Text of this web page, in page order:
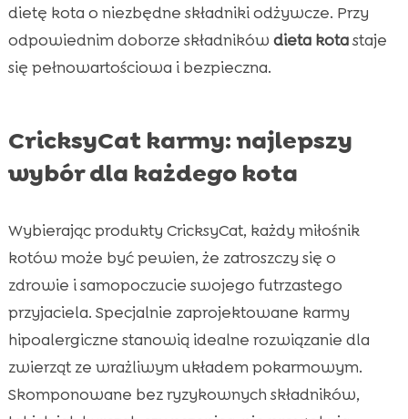
dietę kota o niezbędne składniki odżywcze. Przy
odpowiednim doborze składników dieta kotastaje
się pełnowartościowa i bezpieczna.
CricksyCat karmy: najlepszy
wybór dla każdego kota
Wybierając produkty CricksyCat, każdy miłośnik
kotów może być pewien, że zatroszczy się o
zdrowie i samopoczucie swojego futrzastego
przyjaciela. Specjalnie zaprojektowane karmy
hipoalergiczne stanowią idealne rozwiązanie dla
zwierząt ze wrażliwym układem pokarmowym.
Skomponowane bez ryzykownych składników,